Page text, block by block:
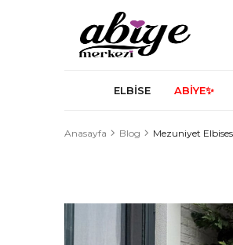
ELBİSE ABİYE✨
Anasayfa Blog Mezuniyet